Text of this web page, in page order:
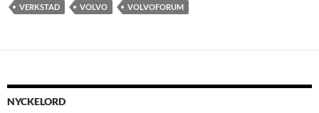
VERKSTAD
VOLVO VOLVOFORUM
NYCKELORD